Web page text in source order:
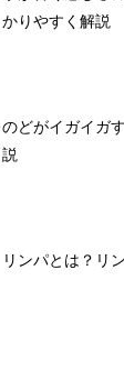
かりやすく解説
のどがイガイガ
説
リンパとは？リ